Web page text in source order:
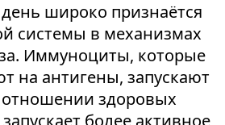
широко признаётся
системы в механизмах
Иммуноциты, которые
на антигены, запускают
здоровых